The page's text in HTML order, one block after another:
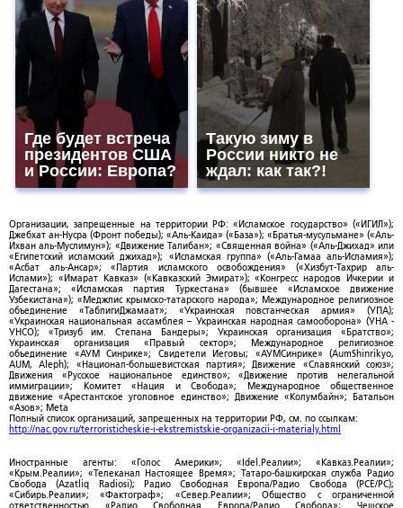
Где будет встреча
президентов США
и России: Европа?
Такую зиму в
России никто не
ждал: как так?!
Организации, запрещенные на территории РФ: «Исламское государство» («ИГИЛ»);
Джебхат ан-Нусра (Фронт победы); «Аль-Каида» («База»); «Братья-мусульмане» («Аль-
Ихван аль-Муслимун»); «Движение Талибан»; «Священная война» («Аль-Джихад» или
«Египетский исламский джихад»); «Исламская группа» («Аль-Гамаа аль-Исламия»);
«Асбат аль-Ансар»; «Партия исламского освобождения» («Хизбут-Тахрир аль-
Ислами»); «Имарат Кавказ» («Кавказский Эмират»); «Конгресс народов Ичкерии и
Дагестана»; «Исламская партия Туркестана» (бывшее «Исламское движение
Узбекистана»); «Меджлис крымско-татарского народа»; Международное религиозное
объединение «ТаблигиДжамаат»; «Украинская повстанческая армия» (УПА);
«Украинская национальная ассамблея – Украинская народная самооборона» (УНА -
УНСО); «Тризуб им. Степана Бандеры»; Украинская организация «Братство»;
Украинская организация «Правый сектор»; Международное религиозное
объединение «АУМ Синрике»; Свидетели Иеговы; «АУМСинрике» (AumShinrikyo,
AUM, Aleph); «Национал-большевистская партия»; Движение «Славянский союз»;
Движения «Русское национальное единство»; «Движение против нелегальной
иммиграции»; Комитет «Нация и Свобода»; Международное общественное
движение «Арестантское уголовное единство»; Движение «Колумбайн»; Батальон
«Азов»; Meta
Полный список организаций, запрещенных на территории РФ, см. по ссылкам:
http://nac.gov.ru/terroristicheskie-i-ekstremistskie-organizacii-i-materialy.html
Иностранные агенты: «Голос Америки»; «Idel.Реалии»; «Кавказ.Реалии»;
«Крым.Реалии»; «Телеканал Настоящее Время»; Татаро-башкирская служба Радио
Свобода (Azatliq Radiosi); Радио Свободная Европа/Радио Свобода (PCE/PC);
«Сибирь.Реалии»; «Фактограф»; «Север.Реалии»; Общество с ограниченной